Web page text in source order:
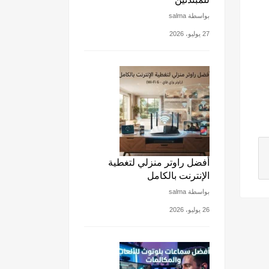
بواسطة salma
27 يوليو، 2026
أفضل راوتر منزلي لتغطية
الإنترنت بالكامل
بواسطة salma
26 يوليو، 2026